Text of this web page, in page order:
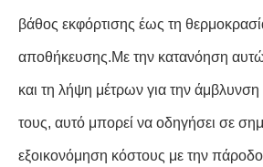
βάθος εκφόρτισης έως τη
αποθήκευσης.Με την κατανόηση
και τη λήψη μέτρων για την
τους, αυτό μπορεί να οδηγήσει σε
εξοικονόμηση κόστους με την